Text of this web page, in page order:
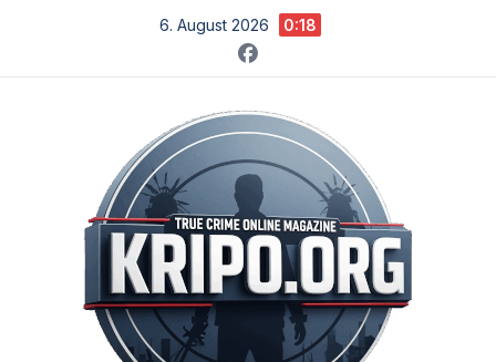
springen
6. August 2026 0:18